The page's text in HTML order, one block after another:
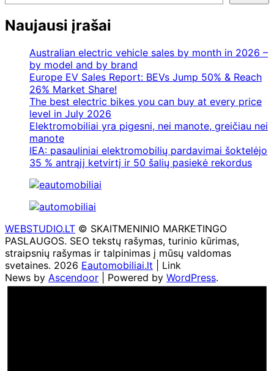
Naujausi įrašai
Australian electric vehicle sales by month in 2026 –
by model and by brand
Europe EV Sales Report: BEVs Jump 50% & Reach
26% Market Share!
The best electric bikes you can buy at every price
level in July 2026
Elektromobiliai yra pigesni, nei manote, greičiau nei
manote
IEA: pasauliniai elektromobilių pardavimai šoktelėjo
35 % antrąjį ketvirtį ir 50 šalių pasiekė rekordus
WEBSTUDIO.LT © SKAITMENINIO MARKETINGO
PASLAUGOS. SEO tekstų rašymas, turinio kūrimas,
straipsnių rašymas ir talpinimas į mūsų valdomas
svetaines. 2026 Eautomobiliai.lt | Link
News by Ascendoor | Powered by WordPress.